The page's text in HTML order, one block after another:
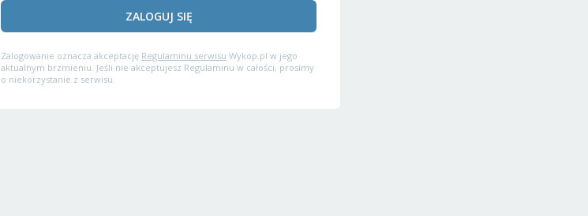
ZALOGUJ SIĘ
Zalogowanie oznacza akceptację Regulaminu serwisu Wykop.pl w jego
aktualnym brzmieniu. Jeśli nie akceptujesz Regulaminu w całości, prosimy
o niekorzystanie z serwisu.